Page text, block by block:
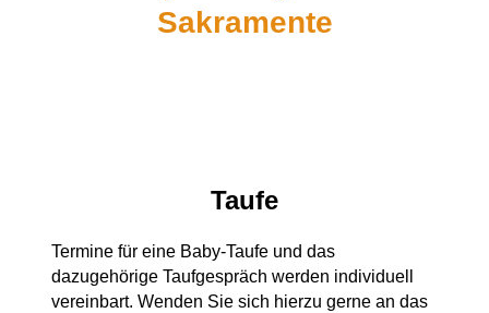
Sakramente
Taufe
Termine für eine Baby-Taufe und das
dazugehörige Taufgespräch werden individuell
vereinbart. Wenden Sie sich hierzu gerne an das